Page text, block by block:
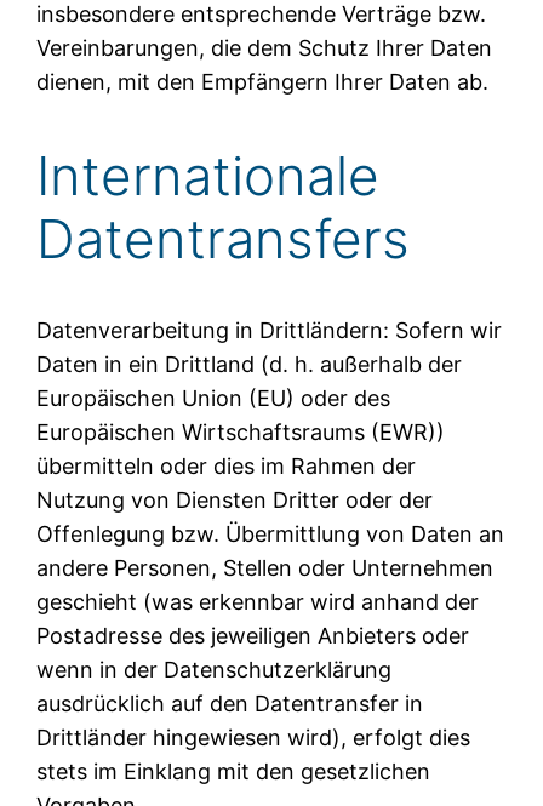
insbesondere entsprechende Verträge bzw.
Vereinbarungen, die dem Schutz Ihrer Daten
dienen, mit den Empfängern Ihrer Daten ab.
Internationale
Datentransfers
Datenverarbeitung in Drittländern: Sofern wir
Daten in ein Drittland (d. h. außerhalb der
Europäischen Union (EU) oder des
Europäischen Wirtschaftsraums (EWR))
übermitteln oder dies im Rahmen der
Nutzung von Diensten Dritter oder der
Offenlegung bzw. Übermittlung von Daten an
andere Personen, Stellen oder Unternehmen
geschieht (was erkennbar wird anhand der
Postadresse des jeweiligen Anbieters oder
wenn in der Datenschutzerklärung
ausdrücklich auf den Datentransfer in
Drittländer hingewiesen wird), erfolgt dies
stets im Einklang mit den gesetzlichen